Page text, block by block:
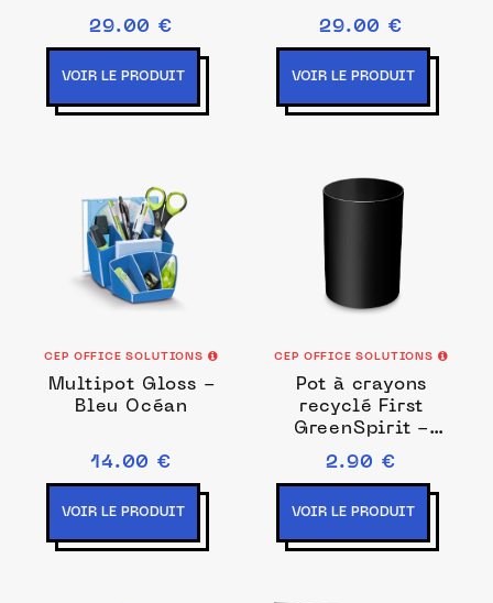
29.00 €
VOIR LE PRODUIT
29.00 €
VOIR LE PRODUIT
CEP OFFICE SOLUTIONS
Multipot Gloss -
Bleu Océan
14.00 €
VOIR LE PRODUIT
CEP OFFICE SOLUTIONS
Pot à crayons
recyclé First
GreenSpirit -
Noir
2.90 €
VOIR LE PRODUIT